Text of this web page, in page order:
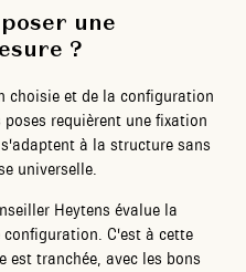
une
?
choisie et de la configuration
requièrent une fixation
à la structure sans
universelle.
Heytens évalue la
C'est à cette
est tranchée, avec les bons